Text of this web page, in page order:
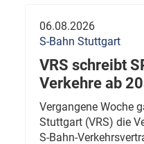
06.08.2026
S-Bahn Stuttgart
VRS schreibt
Verkehre ab
Vergangene Woche
Stuttgart (VRS) die
S-Bahn-